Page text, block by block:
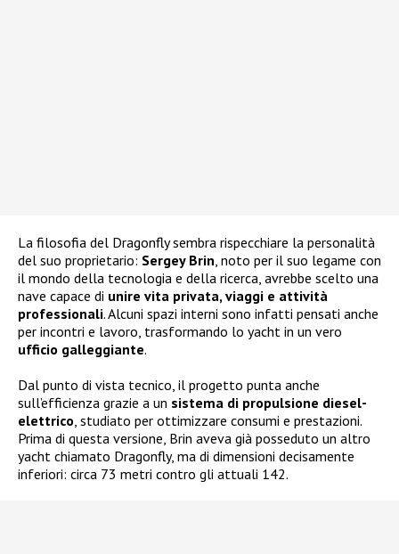
La filosofia del Dragonfly sembra rispecchiare la personalità
del suo proprietario: Sergey Brin , noto per il suo legame con
il mondo della tecnologia e della ricerca, avrebbe scelto una
nave capace di unire vita privata, viaggi e attività
professionali. Alcuni spazi interni sono infatti pensati anche
per incontri e lavoro, trasformando lo yacht in un vero
ufficio galleggiante.
Dal punto di vista tecnico, il progetto punta anche
sull’efficienza grazie a un sistema di propulsione diesel-
elettrico , studiato per ottimizzare consumi e prestazioni.
Prima di questa versione, Brin aveva già posseduto un altro
yacht chiamato Dragonfly, ma di dimensioni decisamente
inferiori: circa 73 metri contro gli attuali 142.